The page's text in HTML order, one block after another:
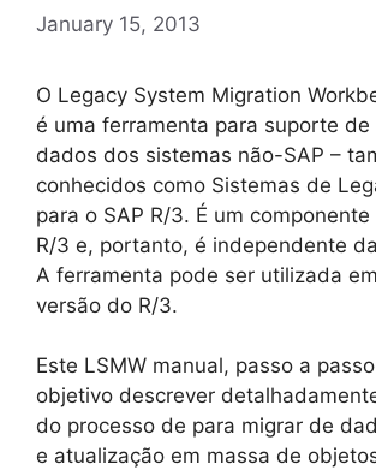
January 15, 2013
O Legacy System Migration
é uma ferramenta para suporte de
dados dos sistemas não-SAP –
conhecidos como Sistemas de
para o SAP R/3. É um
R/3 e, portanto, é independente
A ferramenta pode ser utilizada
versão do R/3.
Este LSMW manual, passo a
objetivo descrever
do processo de para migrar de
e atualização em massa de